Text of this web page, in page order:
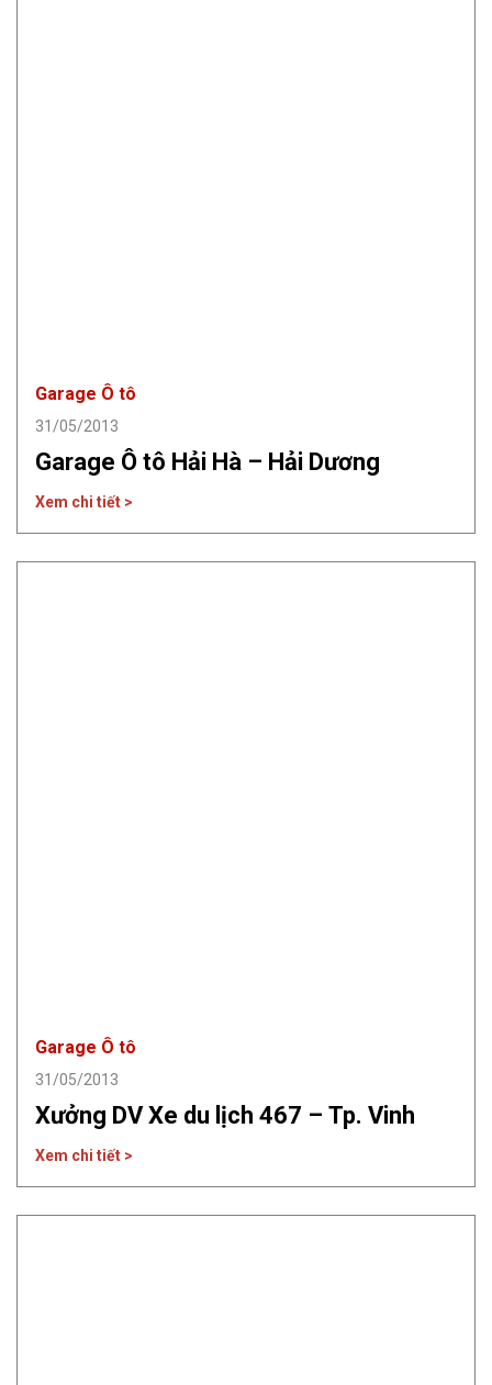
Garage Ô tô
31/05/2013
Garage Ô tô Hải Hà – Hải Dương
Xem chi tiết >
Garage Ô tô
31/05/2013
Xưởng DV Xe du lịch 467 – Tp. Vinh
Xem chi tiết >